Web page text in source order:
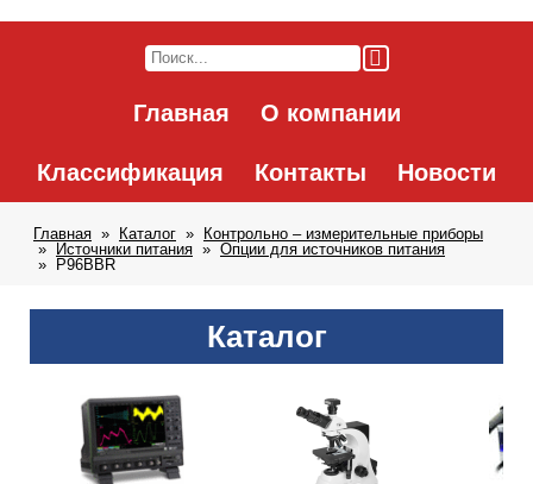
Главная О компании
Классификация Контакты Новости
Главная Каталог
Контрольно – измерительные приборы
Источники питания
Опции для источников питания
P96BBR
Каталог